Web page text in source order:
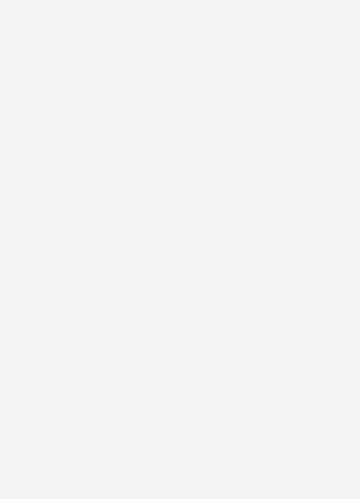
Comfort+
kombinierter Wert der CO₂-Emission: 114 g/km; CO₂-
AGS Comfort
kombinierter Wert der CO₂-Emission: 126 g/km; CO₂-
AGS Comfort+
kombinierter Wert der CO₂-Emission: 127 g/km; CO₂-
Edition
kombinierter Wert der CO2-Emission: 121 g/km; CO2-
Comfort
kombinierter Wert der CO2-Emission: 121 g/km; CO2-
AT Comfort
kombinierter Wert der CO2-Emission: 132 g/km; CO2-